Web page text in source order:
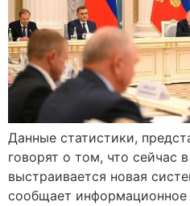
Данные статистики,
говорят о том, что сейчас
выстраивается новая
сообщает информационное